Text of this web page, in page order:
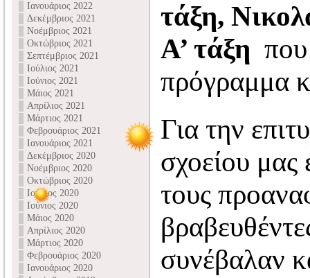
Ιανουάριος 2022
Δεκέμβριος 2021
Νοέμβριος 2021
Οκτώβριος 2021
Σεπτέμβριος 2021
Ιούλιος 2021
Ιούνιος 2021
Μάιος 2021
Απρίλιος 2021
Μάρτιος 2021
Φεβρουάριος 2021
Ιανουάριος 2021
Δεκέμβριος 2020
Νοέμβριος 2020
Οκτώβριος 2020
Ιούλιος 2020
Ιούνιος 2020
Μάιος 2020
Απρίλιος 2020
Μάρτιος 2020
Φεβρουάριος 2020
Ιανουάριος 2020
τάξη,
Α’ τάξη
πρόγραμμα
Για την
σχοείου μας
τους
συνέβαλαν